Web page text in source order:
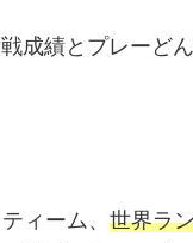
成績とプレーど
ィーム、 世界ラ